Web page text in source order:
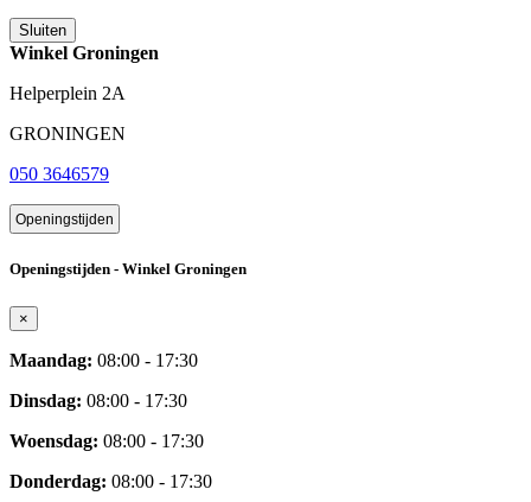
Sluiten
Winkel Groningen
Helperplein 2A
GRONINGEN
050 3646579
Openingstijden
Openingstijden - Winkel Groningen
×
Maandag: 08:00 - 17:30
Dinsdag: 08:00 - 17:30
Woensdag: 08:00 - 17:30
Donderdag: 08:00 - 17:30